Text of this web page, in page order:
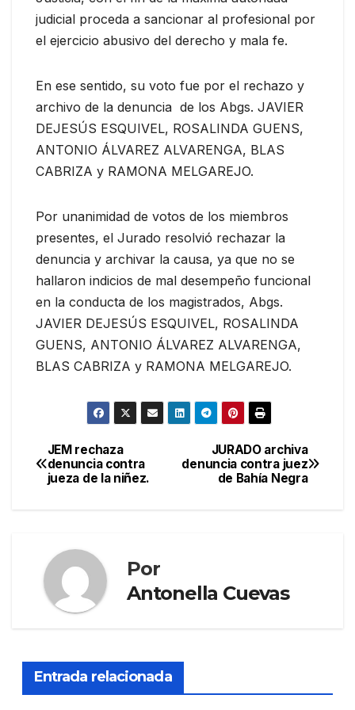
judicial proceda a sancionar al profesional por
el ejercicio abusivo del derecho y mala fe.
En ese sentido, su voto fue por el rechazo y
archivo de la denuncia de los Abgs. JAVIER
DEJESÚS ESQUIVEL, ROSALINDA GUENS,
ANTONIO ÁLVAREZ ALVARENGA, BLAS
CABRIZA y RAMONA MELGAREJO.
Por unanimidad de votos de los miembros
presentes, el Jurado resolvió rechazar la
denuncia y archivar la causa, ya que no se
hallaron indicios de mal desempeño funcional
en la conducta de los magistrados, Abgs.
JAVIER DEJESÚS ESQUIVEL, ROSALINDA
GUENS, ANTONIO ÁLVAREZ ALVARENGA,
BLAS CABRIZA y RAMONA MELGAREJO.
Navegación
de
JURADO archiva
denuncia contra juez
de Bahía Negra
JEM rechaza
denuncia contra
jueza de la niñez.
Por
Antonella Cuevas
Entrada relacionada